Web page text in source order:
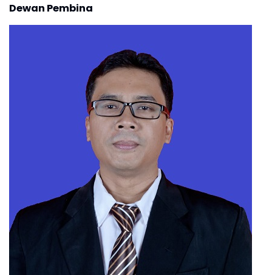
Dewan Pembina